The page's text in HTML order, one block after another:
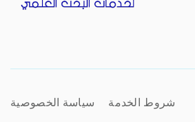
شروط الخدمة سياسة الخصوصية